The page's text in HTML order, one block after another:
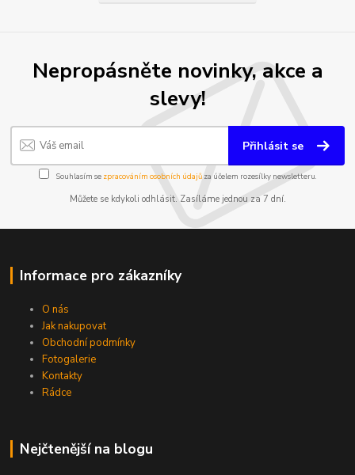
Nepropásněte novinky, akce a
slevy!
Přihlásit se
Souhlasím se zpracováním osobních údajůza účelem rozesílky newsletteru.
Můžete se kdykoli odhlásit. Zasíláme jednou za 7 dní.
Informace pro zákazníky
O nás
Jak nakupovat
Obchodní podmínky
Fotogalerie
Kontakty
Rádce
Nejčtenější na blogu